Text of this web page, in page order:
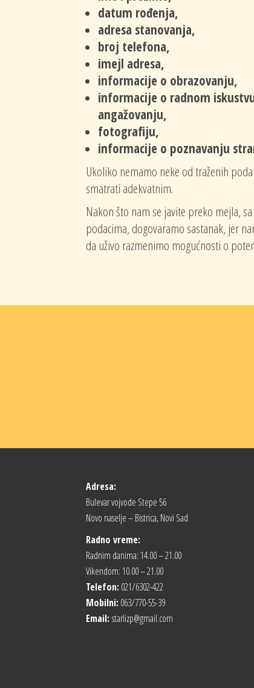
datum rođenja,
adresa stanovanja,
broj telefona,
imejl adresa,
informacije o obrazovanju,
informacije o radnom
angažovanju,
fotografiju,
informacije o poznavanju
Ukoliko nemamo neke od traženih
smatrati adekvatnim.
Nakon što nam se javite preko mejla,
podacima, dogovaramo sastanak, jer
da uživo razmenimo mogućnosti o
Adresa:
Bulevar vojvode Stepe 56
Novo naselje – Bistrica, Novi Sad
Radno vreme:
Radnim danima: 14.00 – 21.00
Vikendom: 10.00 – 21.00
Telefon: 021/6302-422
Mobilni: 063/770-55-39
Email: starlizp@gmail.com